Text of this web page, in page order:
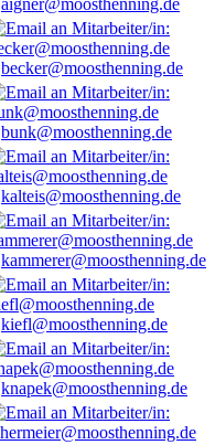
aigner@moosthenning.de
becker@moosthenning.de
bunk@moosthenning.de
kalteis@moosthenning.de
kammerer@moosthenning.de
kiefl@moosthenning.de
knapek@moosthenning.de